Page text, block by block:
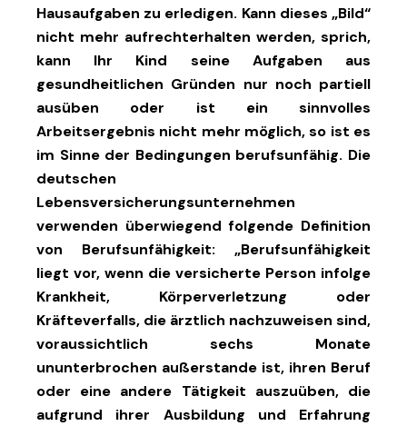
Hausaufgaben zu erledigen. Kann dieses „Bild“
nicht mehr aufrechterhalten werden, sprich,
kann Ihr Kind seine Aufgaben aus
gesundheitlichen Gründen nur noch partiell
ausüben oder ist ein sinnvolles
Arbeitsergebnis nicht mehr möglich, so ist es
im Sinne der Bedingungen berufsunfähig. Die
deutschen
Lebensversicherungsunternehmen
verwenden überwiegend folgende Definition
von Berufsunfähigkeit: „Berufsunfähigkeit
liegt vor, wenn die versicherte Person infolge
Krankheit, Körperverletzung oder
Kräfteverfalls, die ärztlich nachzuweisen sind,
voraussichtlich sechs Monate
ununterbrochen außerstande ist, ihren Beruf
oder eine andere Tätigkeit auszuüben, die
aufgrund ihrer Ausbildung und Erfahrung